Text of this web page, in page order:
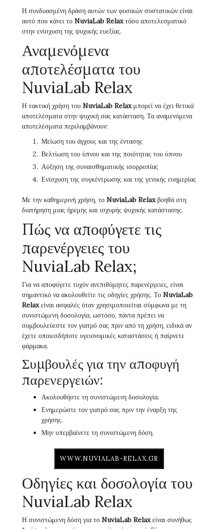
Η συνδυασμένη δράση αυτών των φυσικών συστατικών είναι
αυτό που κάνει το NuviaLab Relaxτόσο αποτελεσματικό
στην ενίσχυση της ψυχικής ευεξίας.
Αναμενόμενα
αποτελέσματα του
NuviaLab Relax
Η τακτική χρήση του NuviaLab Relaxμπορεί να έχει θετικά
αποτελέσματα στην ψυχική σας κατάσταση. Τα αναμενόμενα
αποτελέσματα περιλαμβάνουν:
Μείωση του άγχους και της έντασης
Βελτίωση του ύπνου και της ποιότητας του ύπνου
Αύξηση της συναισθηματικής ισορροπίας
Ενίσχυση της συγκέντρωσης και της γενικής ευημερίας
Με την καθημερινή χρήση, το NuviaLab Relaxβοηθά στη
διατήρηση μιας ήρεμης και ισχυρής ψυχικής κατάστασης.
Πώς να αποφύγετε τις
παρενέργειες του
NuviaLab Relax;
Για να αποφύγετε τυχόν ανεπιθύμητες παρενέργειες, είναι
σημαντικό να ακολουθείτε τις οδηγίες χρήσης. Το NuviaLab
Relaxείναι ασφαλές όταν χρησιμοποιείται σύμφωνα με τη
συνιστώμενη δοσολογία, ωστόσο, πάντα πρέπει να
συμβουλεύεστε τον γιατρό σας πριν από τη χρήση, ειδικά αν
έχετε οποιεσδήποτε υγειονομικές καταστάσεις ή παίρνετε
φάρμακα.
Συμβουλές για την αποφυγή
παρενεργειών:
Ακολουθήστε τη συνιστώμενη δοσολογία.
Ενημερώστε τον γιατρό σας πριν την έναρξη της
χρήσης.
Μην υπερβαίνετε τη συνιστώμενη δόση.
WWW.NUVIALAB-RELAX.GR
Οδηγίες και δοσολογία του
NuviaLab Relax
Η συνιστώμενη δόση για το NuviaLab Relaxείναι συνήθως